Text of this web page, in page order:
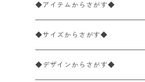
◆アイテムからさがす◆
ペーパーナプキン2枚バラ売り
ペーパーナプキン1枚バラ売り
◆サイズからさがす◆
33×33cm（ランチサイズ）
◆デザインからさがす◆